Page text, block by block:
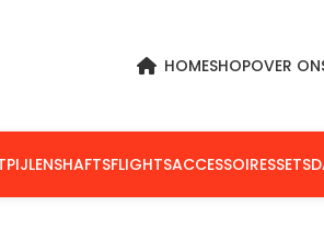
HOMESHOPOVER
SHAFTSFLIGHTSACCESSOIRESSETS